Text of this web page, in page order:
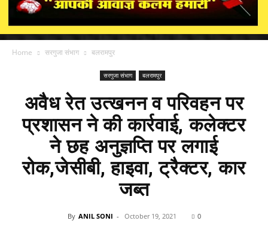
Home सरगुजा संभाग बलरामपुर
सरगुजा संभाग बलरामपुर
अवैध रेत उत्खनन व परिवहन पर
प्रशासन ने की कार्रवाई, कलेक्टर
ने छह अनुज्ञप्ति पर लगाई
रोक,जेसीबी, हाइवा, ट्रैक्टर, कार
जब्त
By ANIL SONI - October 19, 2021 0